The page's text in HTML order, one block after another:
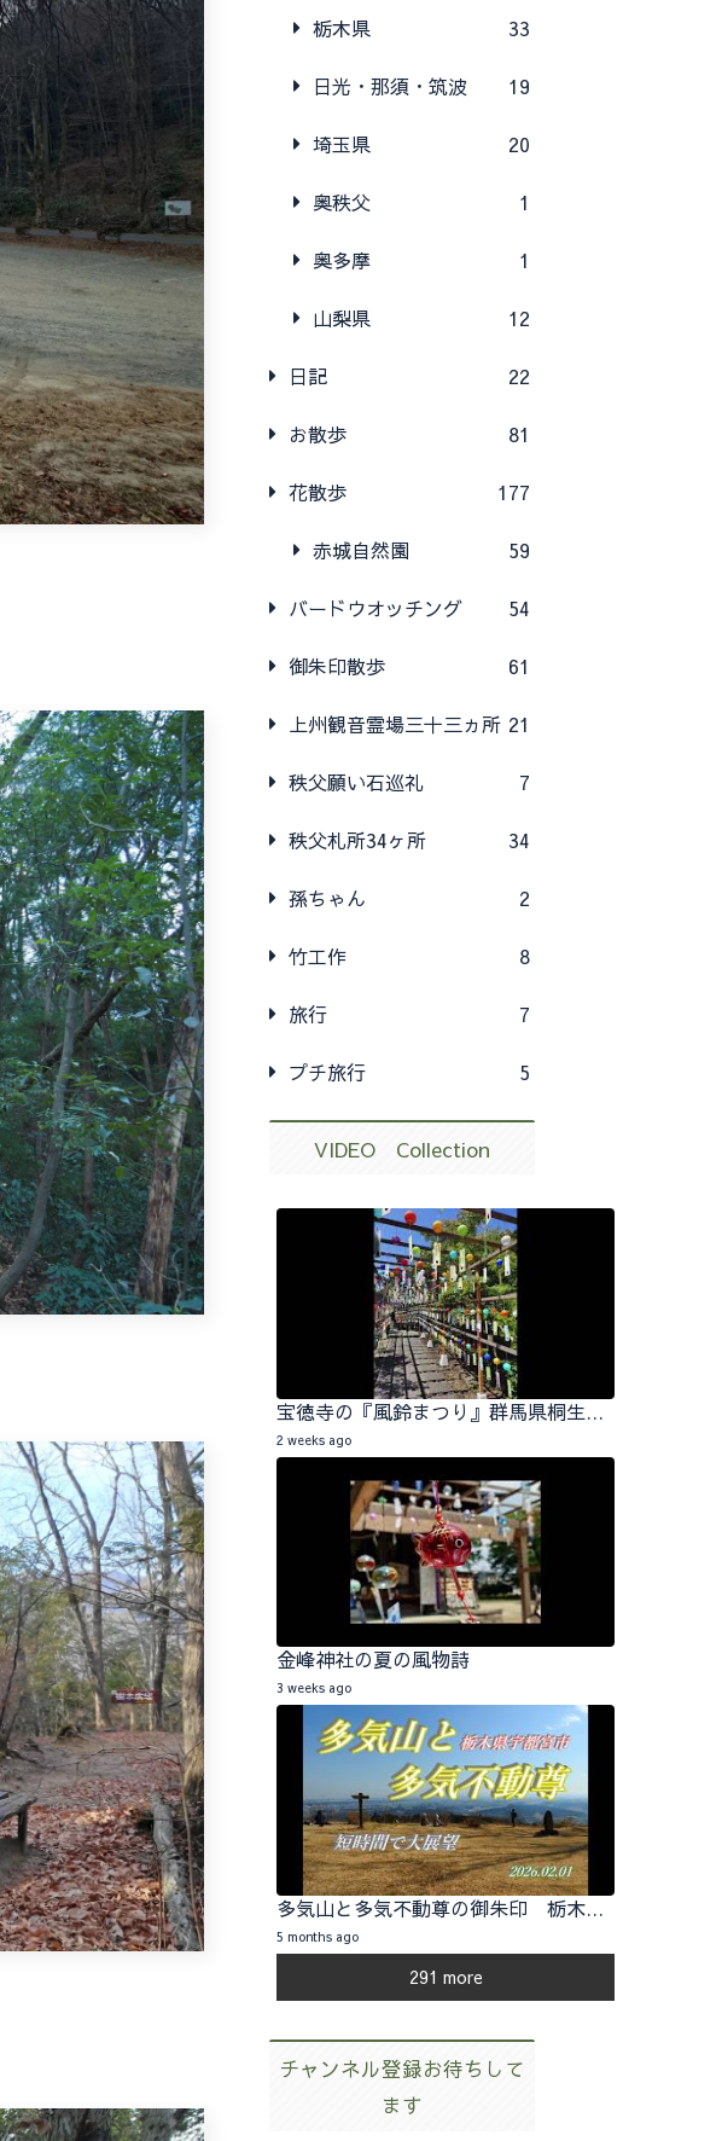
栃木県 33
日光・那須・筑波 19
埼玉県 20
奥秩父 1
奥多摩 1
山梨県 12
日記 22
お散歩 81
花散歩 177
赤城自然園 59
バードウオッチング 54
御朱印散歩 61
上州観音霊場三十三ヵ所 21
秩父願い石巡礼 7
秩父札所34ヶ所 34
孫ちゃん 2
竹工作 8
旅行 7
プチ旅行 5
VIDEO Collection
宝徳寺の『風鈴まつり』群馬県桐生市 2026.07.25
2 weeks ago
金峰神社の夏の風物詩
3 weeks ago
多気山と多気不動尊の御朱印 栃木県宇都宮市 2026.02.01
5 months ago
291 more
チャンネル登録お待ちして
ます